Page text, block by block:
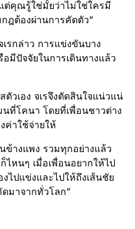
ต่คุณรู้ใช่มั้ยว่าไม่ใช่ใครมี
กฎต้องผ่านการคัดตัว”
รกล่าว การแข่งขันบาง
มีปัจจัยในการเดินทางแล้ว
ตัวเอง จเรจึงตัดสินใจแน่วแน่
นที่โคนา โดยที่เพื่อนชาวต่าง
ค่าใช้จ่ายให้
ข้างแพง รวมทุกอย่างแล้ว
หนๆ เมื่อเพื่อนอยากให้ไป
ไปแข่งและไปให้ถึงเส้นชัย
มาจากทั่วโลก”